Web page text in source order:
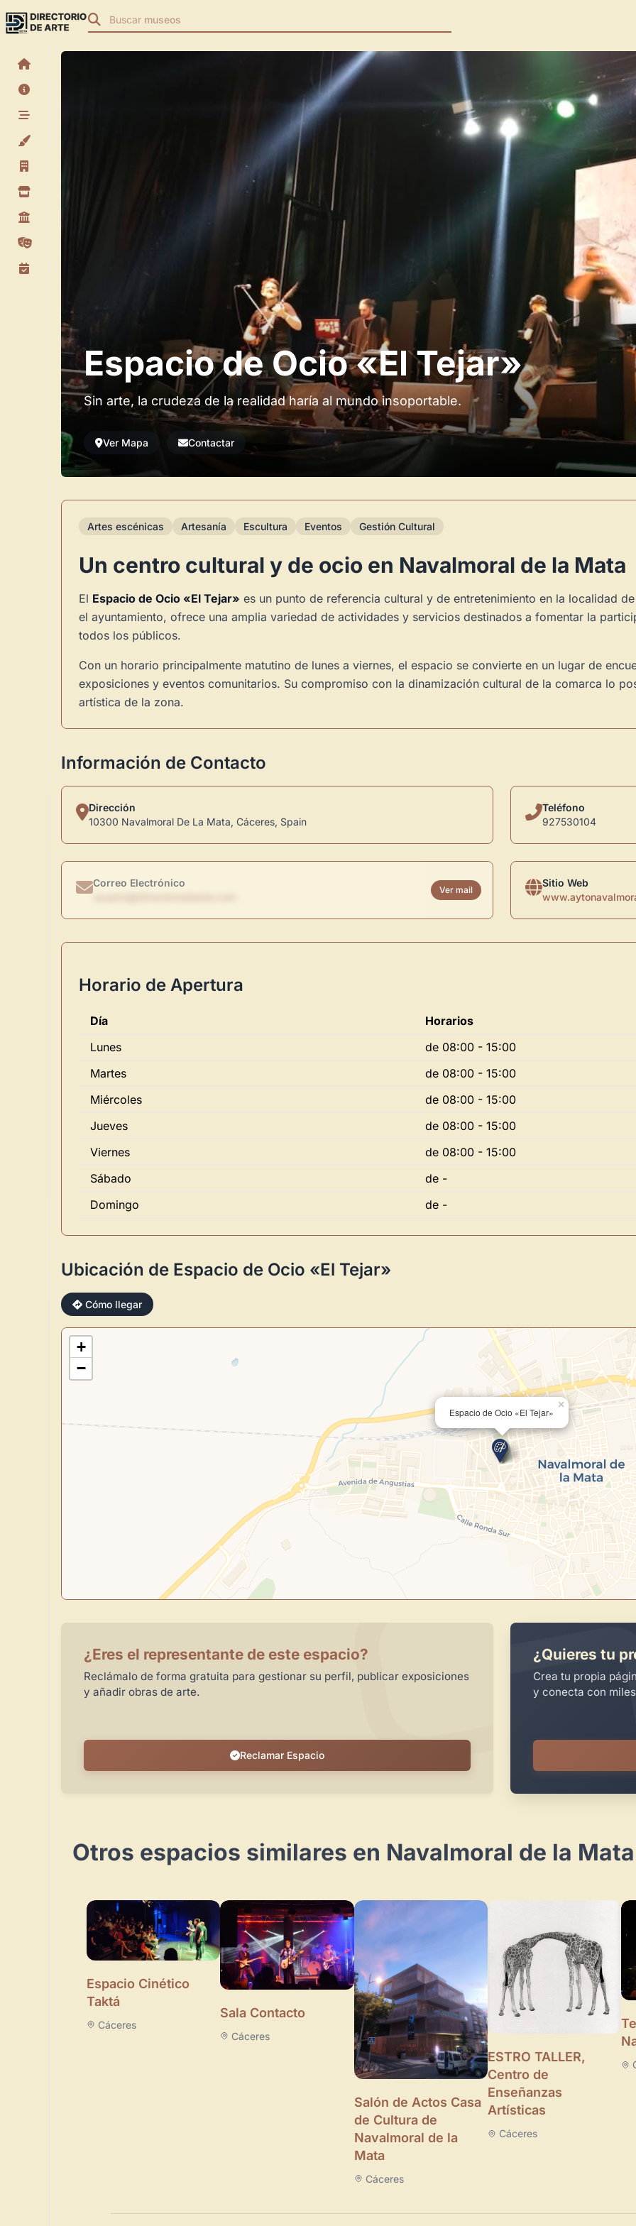
Buscar museos
Espacio de Ocio «El Tejar»
Sin arte, la crudeza de la realidad haría al mundo insoportable.
Ver Mapa Contactar
Artes escénicas Artesanía Escultura Eventos Gestión Cultural
Un centro cultural y de ocio en Navalmoral de la Mata
El Espacio de Ocio «El Tejar» es un punto de referencia cultural y de entretenimiento en la localidad
el ayuntamiento, ofrece una amplia variedad de actividades y servicios destinados a fomentar la
todos los públicos.
Con un horario principalmente matutino de lunes a viernes, el espacio se convierte en un lugar de
exposiciones y eventos comunitarios. Su compromiso con la dinamización cultural de la comarca lo
artística de la zona.
Información de Contacto
Dirección
10300 Navalmoral De La Mata, Cáceres, Spain
Teléfono
927530104
Correo Electrónico
Ver mail
Sitio Web
Horario de Apertura
Día
Horarios
Lunes
de 08:00 - 15:00
Martes
de 08:00 - 15:00
Miércoles
de 08:00 - 15:00
Jueves
de 08:00 - 15:00
Viernes
de 08:00 - 15:00
Sábado
de -
Domingo
de -
Ubicación de Espacio de Ocio «El Tejar»
Cómo llegar
Espacio de Ocio «El Tejar»
×
+
−
¿Eres el representante de este espacio?
Reclámalo de forma gratuita para gestionar su perfil, publicar exposiciones
y añadir obras de arte.
Reclamar Espacio
¿Quieres tu
Crea tu propia
y conecta con
Otros espacios similares en Navalmoral de la Mata
Espacio Cinético
Taktá
Cáceres
Sala Contacto
Cáceres
Salón de Actos Casa
de Cultura de
Navalmoral de la
Mata
Cáceres
ESTRO TALLER,
Centro de
Enseñanzas
Artísticas
Cáceres
Novedad: Tu Panel
Directorio de Arteestrena su
centro de control para gestionar
Recibe y responde mensajes